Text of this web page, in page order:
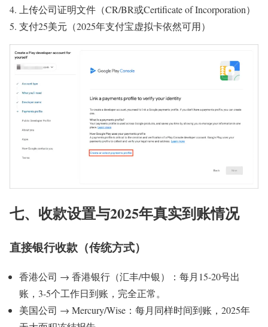
上传公司证明文件（CR/BR或Certificate of Incorporation）
支付25美元（2025年支付宝虚拟卡依然可用）
七、收款设置与2025年真实到账情况
直接银行收款（传统方式）
香港公司 → 香港银行（汇丰/中银）：每月15-20号出
账，3-5个工作日到账，完全正常。
美国公司 → Mercury/Wise：每月同样时间到账，2025年